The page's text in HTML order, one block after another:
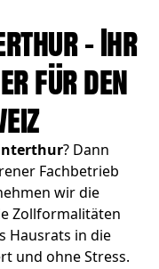
– Ihr
für den
? Dann
Fachbetrieb
wir die
Zollformalitäten
Hausrats in die
und ohne Stress.